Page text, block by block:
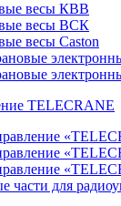
весы КВВ
весы ВСК
весы Caston
TELECRANE
части для